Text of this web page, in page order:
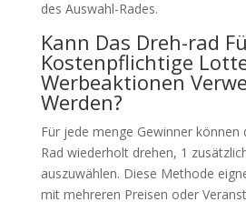
des Auswahl-Rades.
Kann Das Dreh-rad
Kostenpflichtige
Werbeaktionen
Werden?
Für jede menge Gewinner können
Rad wiederholt drehen, 1
auszuwählen. Diese Methode
mit mehreren Preisen oder